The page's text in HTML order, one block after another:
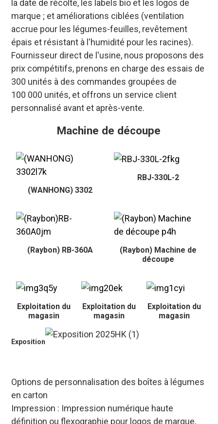
la date de récolte, les labels bio et les logos de
marque ; et améliorations ciblées (ventilation
accrue pour les légumes-feuilles, revêtement
épais et résistant à l'humidité pour les racines).
Fournisseur direct de l'usine, nous proposons des
prix compétitifs, prenons en charge des essais de
300 unités à des commandes groupées de
100 000 unités, et offrons un service client
personnalisé avant et après-vente.
Machine de découpe
(WANHONG) 3302
RBJ-330L-2
(Raybon) RB-360A
(Raybon) Machine de
découpe
Exploitation du
magasin
Exploitation du
magasin
Exploitation du
magasin
Exposition
Options de personnalisation des boîtes à légumes
en carton
Impression : Impression numérique haute
définition ou flexographie pour logos de marque,